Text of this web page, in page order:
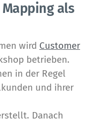
als
wird Customer
betrieben.
in der Regel
und ihrer
Danach